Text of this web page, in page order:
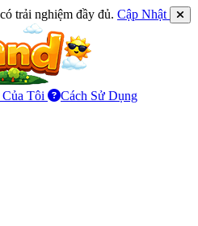
trải nghiệm đầy đủ. Cập Nhật
Tôi
Cách Sử Dụng